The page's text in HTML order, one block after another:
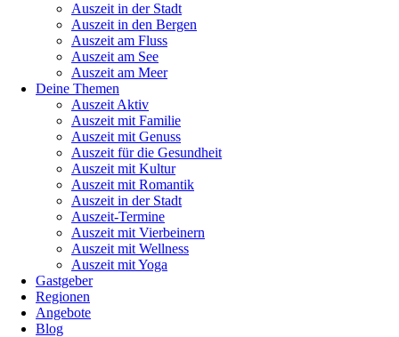
Auszeit in der Stadt
Auszeit in den Bergen
Auszeit am Fluss
Auszeit am See
Auszeit am Meer
Deine Themen
Auszeit Aktiv
Auszeit mit Familie
Auszeit mit Genuss
Auszeit für die Gesundheit
Auszeit mit Kultur
Auszeit mit Romantik
Auszeit in der Stadt
Auszeit-Termine
Auszeit mit Vierbeinern
Auszeit mit Wellness
Auszeit mit Yoga
Gastgeber
Regionen
Angebote
Blog